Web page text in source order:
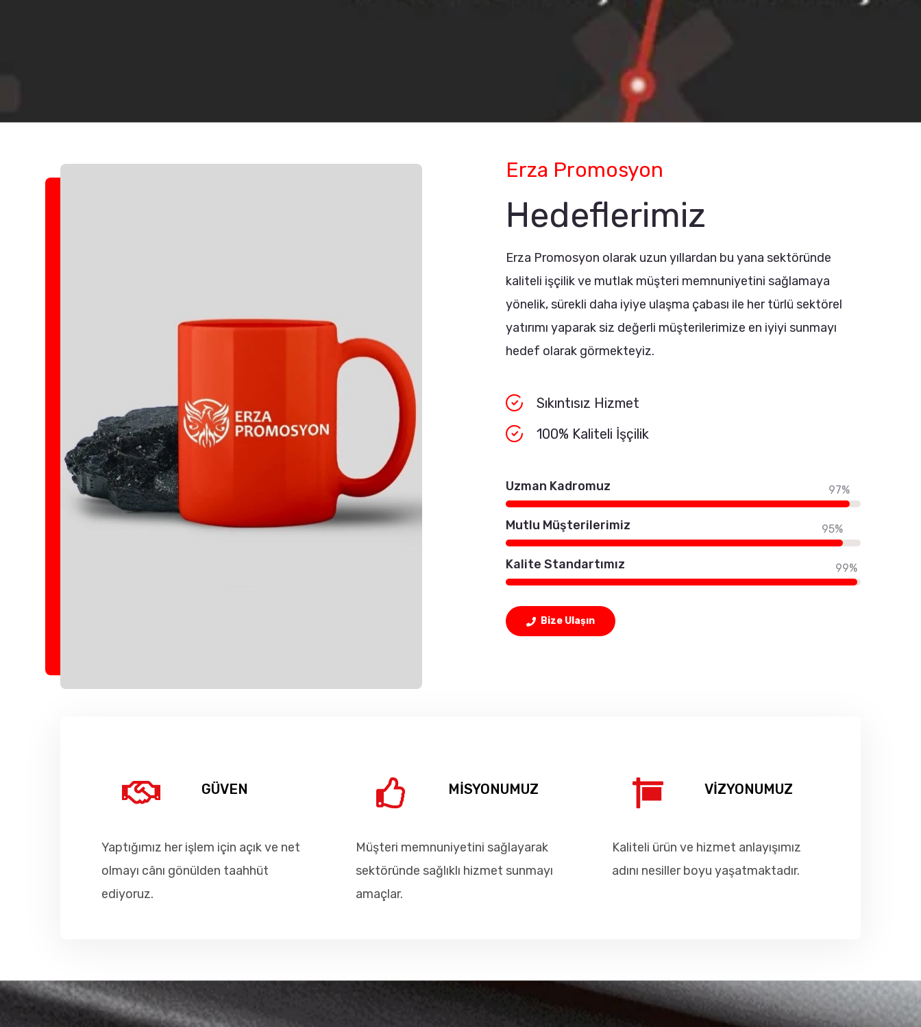
Erza Promosyon
Hedeflerimiz
Erza Promosyon olarak uzun yıllardan bu yana sektöründe
kaliteli işçilik ve mutlak müşteri memnuniyetini sağlamaya
yönelik, sürekli daha iyiye ulaşma çabası ile her türlü sektörel
yatırımı yaparak siz değerli müşterilerimize en iyiyi sunmayı
hedef olarak görmekteyiz.
Sıkıntısız Hizmet
100% Kaliteli İşçilik
Uzman Kadromuz 97%
Mutlu Müşterilerimiz 95%
Kalite Standartımız 99%
Bize Ulaşın
GÜVEN
Yaptığımız her işlem için açık ve net
olmayı cânı gönülden taahhüt
ediyoruz.
MİSYONUMUZ
Müşteri memnuniyetini sağlayarak
sektöründe sağlıklı hizmet sunmayı
amaçlar.
VİZYONUMUZ
Kaliteli ürün ve hizmet anlayışımız
adını nesiller boyu yaşatmaktadır.